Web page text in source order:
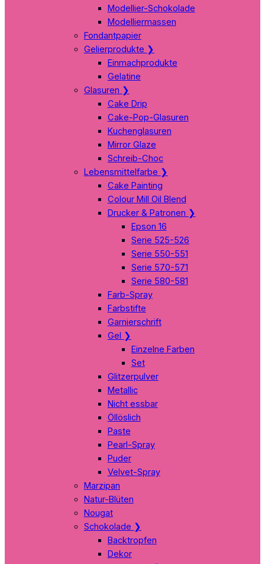
Modellier-Schokolade
Modelliermassen
Fondantpapier
Gelierprodukte ❯
Einmachprodukte
Gelatine
Glasuren ❯
Cake Drip
Cake-Pop-Glasuren
Kuchenglasuren
Mirror Glaze
Schreib-Choc
Lebensmittelfarbe ❯
Cake Painting
Colour Mill Oil Blend
Drucker & Patronen ❯
Epson 16
Serie 525-526
Serie 550-551
Serie 570-571
Serie 580-581
Farb-Spray
Farbstifte
Garnierschrift
Gel ❯
Einzelne Farben
Set
Glitzerpulver
Metallic
Nicht essbar
Öllöslich
Paste
Pearl-Spray
Puder
Velvet-Spray
Marzipan
Natur-Blüten
Nougat
Schokolade ❯
Backtropfen
Dekor